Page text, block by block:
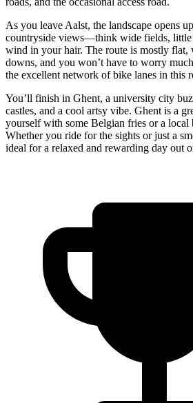
As you leave Aalst, the landscape opens
countryside views—think wide fields, little
wind in your hair. The route is mostly flat,
downs, and you won’t have to worry
the excellent network of bike lanes in this
You’ll finish in Ghent, a university city
castles, and a cool artsy vibe. Ghent is a
yourself with some Belgian fries or a local
Whether you ride for the sights or just a
ideal for a relaxed and rewarding day out